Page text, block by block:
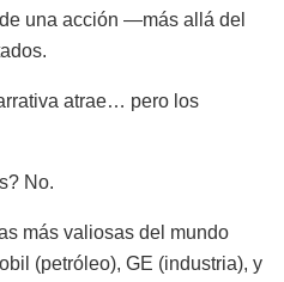
una acción —más allá del
atrae… pero los
No.
más valiosas del mundo
(petróleo), GE (industria), y